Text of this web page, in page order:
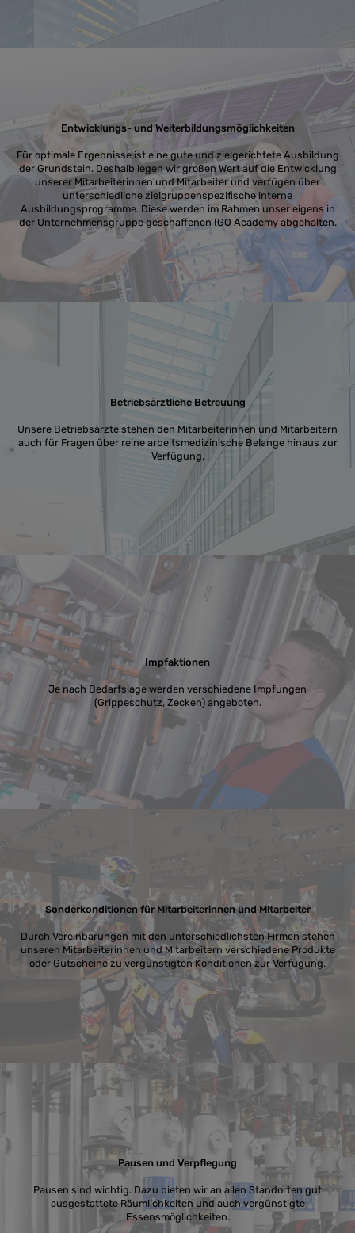
Entwicklungs- und Weiterbildungsmöglichkeiten
Für optimale Ergebnisse ist eine gute und zielgerichtete Ausbildung
der Grundstein. Deshalb legen wir großen Wert auf die Entwicklung
unserer Mitarbeiterinnen und Mitarbeiter und verfügen über
unterschiedliche zielgruppenspezifische interne
Ausbildungsprogramme. Diese werden im Rahmen unser eigens in
der Unternehmensgruppe geschaffenen IGO Academy abgehalten.
Betriebsärztliche Betreuung
Unsere Betriebsärzte stehen den Mitarbeiterinnen und Mitarbeitern
auch für Fragen über reine arbeitsmedizinische Belange hinaus zur
Verfügung.
Impfaktionen
Je nach Bedarfslage werden verschiedene Impfungen
(Grippeschutz, Zecken) angeboten.
Sonderkonditionen für Mitarbeiterinnen und Mitarbeiter
Durch Vereinbarungen mit den unterschiedlichsten Firmen stehen
unseren Mitarbeiterinnen und Mitarbeitern verschiedene Produkte
oder Gutscheine zu vergünstigten Konditionen zur Verfügung.
Pausen und Verpflegung
Pausen sind wichtig. Dazu bieten wir an allen Standorten gut
ausgestattete Räumlichkeiten und auch vergünstigte
Essensmöglichkeiten.